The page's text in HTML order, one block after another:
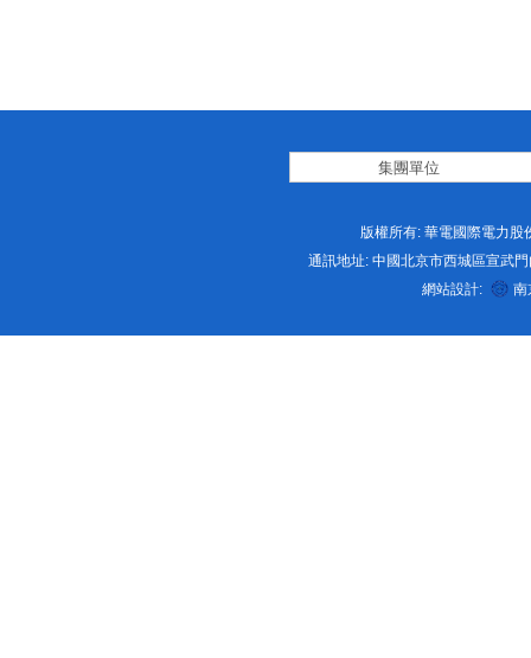
版權所有: 華電國際電力股
通訊地址: 中國北京市西城區宣武
網站設計:
南